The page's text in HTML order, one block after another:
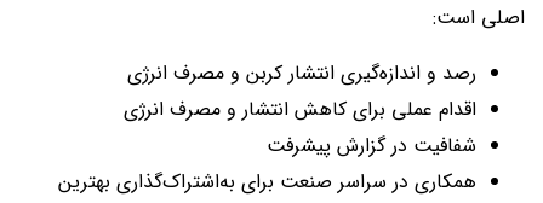
اصلی است:
رصد و اندازه‌گیری انتشار کربن و مصرف انرژی
اقدام عملی برای کاهش انتشار و مصرف انرژی
شفافیت در گزارش پیشرفت
همکاری در سراسر صنعت برای به‌اشتراک‌گذاری بهترین